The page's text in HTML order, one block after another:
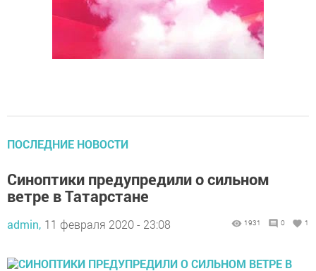
ПОСЛЕДНИЕ НОВОСТИ
Синоптики предупредили о сильном
ветре в Татарстане
admin, 11 февраля 2020 - 23:08 1931 0 1